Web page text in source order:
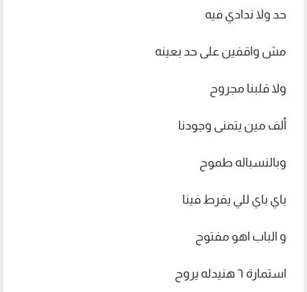
حد ولا ندادي فيه
مش واقفين على حد بعينه
ولا قلبنا مجروح
ألف مين يتمنى وجودنا
وبالنسباله طموح
باي باي للي يفرط فينا
و الباب اهو مفتوح
استمارة ٦ هنيدله يروح